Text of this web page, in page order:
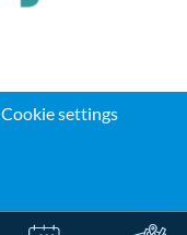
Cookie settings